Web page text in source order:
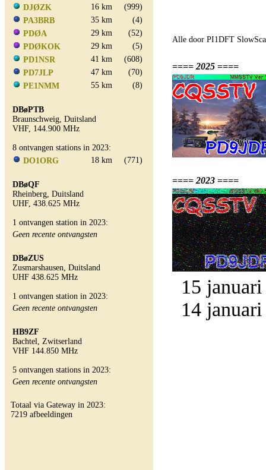
DJØZK
16 km
(999)
PA3BRB
35 km
(4)
PDØA
29 km
(52)
PDØKOK
29 km
(5)
PD1NSR
41 km
(608)
PD7JLP
47 km
(70)
PE1NMM
55 km (8)
DBøPTB
Braunschweig, Duitsland
VHF, 144.900 MHz
8 ontvangen stations in 2023:
DO1ORG
18 km (771)
DBøQF
Rheinberg, Duitsland
UHF, 438.625 MHz
1 ontvangen station in 2023:
Geen recente ontvangsten
DBøZUS
Zusmarshausen, Duitsland
UHF 438.625 MHz
1 ontvangen station in 2023:
Geen recente ontvangsten
HB9ZF
Bachtel, Zwitserland
VHF 144.850 MHz
5 ontvangen stations in 2023:
Geen recente ontvangsten
Totaal via Gateway in 2023:
7219 afbeeldingen
Alle door PI1DFT
==== 2025 ====
==== 2023 ====
15
14